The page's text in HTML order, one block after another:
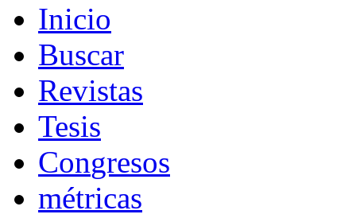
Inicio
Buscar
Revistas
Tesis
Congresos
métricas